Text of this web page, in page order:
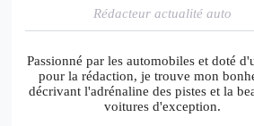
Rédacteur actualité auto
Passionné par les automobiles et doté
pour la rédaction, je trouve mon
décrivant l'adrénaline des pistes et la
voitures d'exception.